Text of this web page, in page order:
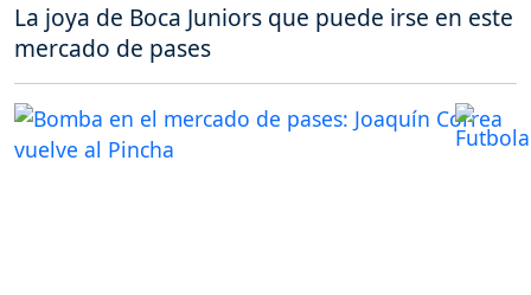
La joya de Boca Juniors que puede irse en este
mercado de pases